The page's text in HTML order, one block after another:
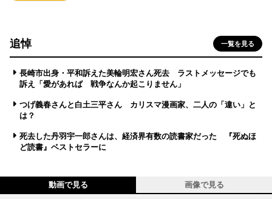
追悼 一覧を見る
長崎市出身・平和訴えた美輪明宏さん死去 ラストメッセージでも
訴え「愛があれば 戦争なんか起こりません」
つげ義春さんと白土三平さん カリスマ漫画家、二人の「違い」と
は？
死去した丹羽宇一郎さんは、経済界有数の読書家だった 『死ぬほ
ど読書』ベストセラーに
動画で見る 画像で見る